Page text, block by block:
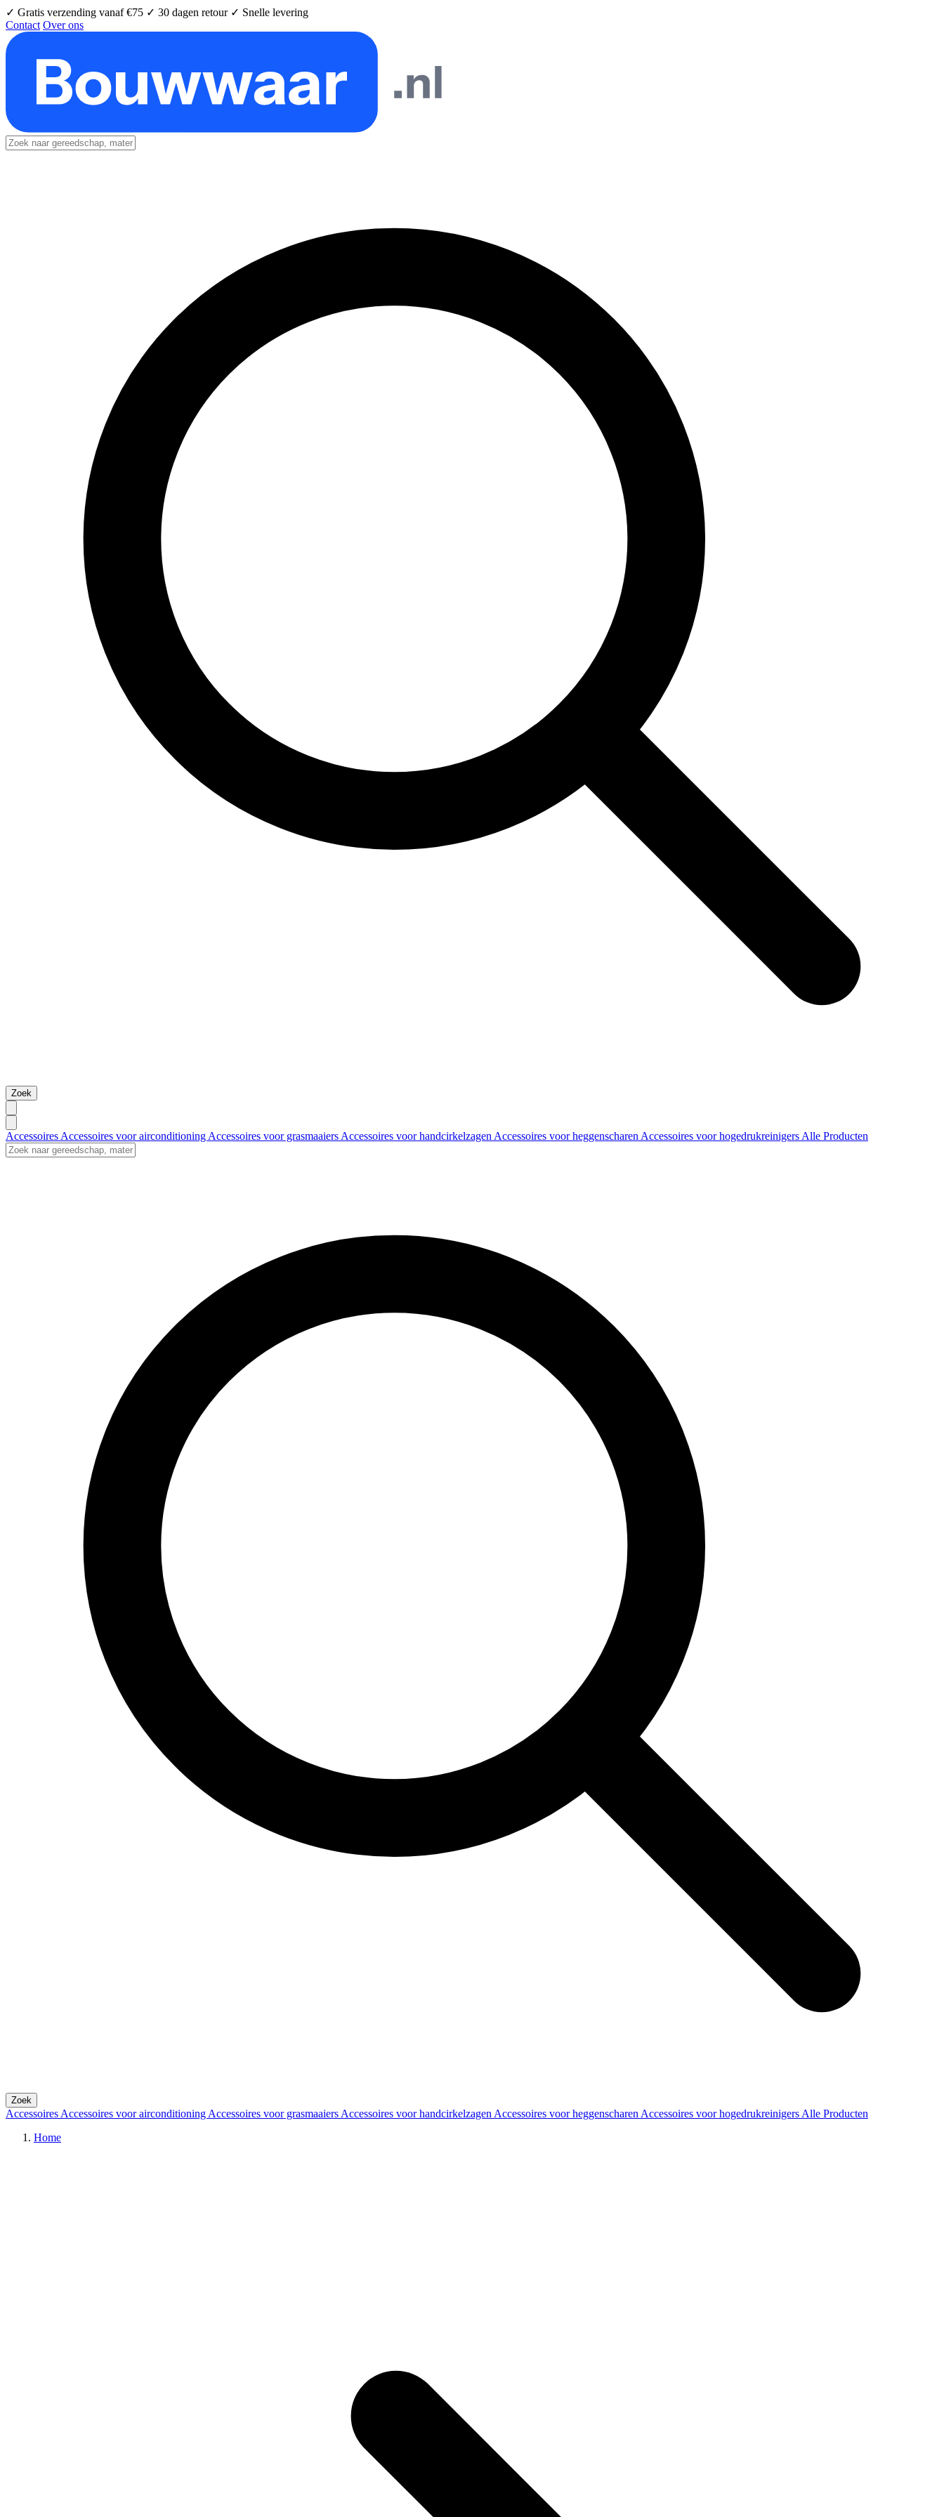
✓ Gratis verzending vanaf €75 ✓ 30 dagen retour ✓ Snelle levering
Contact Over ons
Zoek
Accessoires Accessoires voor airconditioning Accessoires voor grasmaaiers Accessoires voor handcirkelzagen Accessoires voor heggenscharen Accessoires voor hogedrukreinigers Alle Producten
Zoek
Accessoires Accessoires voor airconditioning Accessoires voor grasmaaiers Accessoires voor handcirkelzagen Accessoires voor heggenscharen Accessoires voor hogedrukreinigers Alle Producten
Home